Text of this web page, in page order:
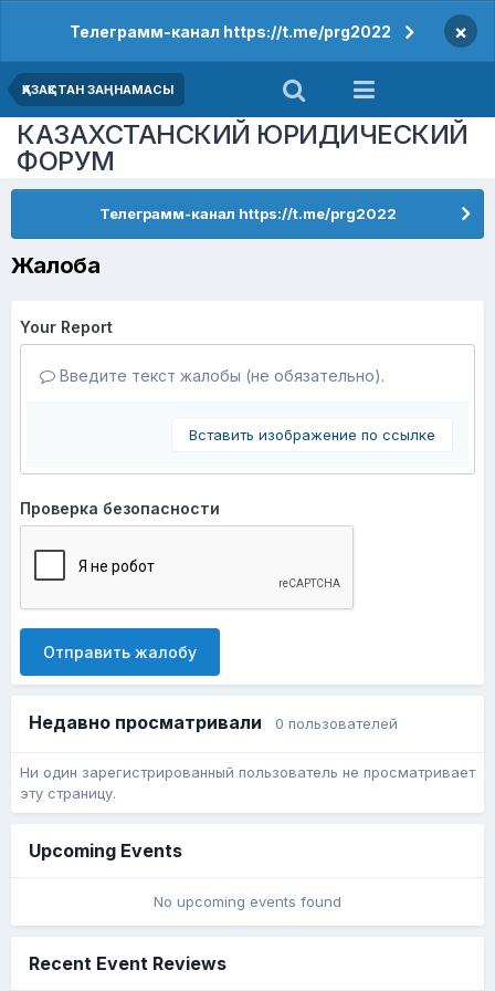
Телеграмм-канал https://t.me/prg2022 ×
ҚАЗАҚСТАН ЗАҢНАМАСЫ
КАЗАХСТАНСКИЙ ЮРИДИЧЕСКИЙ
ФОРУМ
Телеграмм-канал https://t.me/prg2022
Жалоба
Your Report
Введите текст жалобы (не обязательно).
Вставить изображение по ссылке
Проверка безопасности
Отправить жалобу
Недавно просматривали 0 пользователей
Ни один зарегистрированный пользователь не просматривает
эту страницу.
Upcoming Events
No upcoming events found
Recent Event Reviews